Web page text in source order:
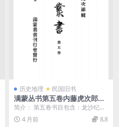
历史地理 民国旧书
满蒙丛书第五卷内藤虎次郎PD
F下载
简介： 第五卷书目包含：龙沙纪
略、黑龙江外记、黑龙江述略、卜
魁城赋、筹蒙刍议 截...
4 月前 8.8